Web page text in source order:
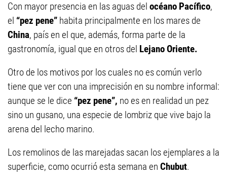
Con mayor presencia en las aguas del océano Pacífico,
el “pez pene” habita principalmente en los mares de
China, país en el que, además, forma parte de la
gastronomía, igual que en otros del Lejano Oriente.
Otro de los motivos por los cuales no es común verlo
tiene que ver con una imprecisión en su nombre informal:
aunque se le dice “pez pene”, no es en realidad un pez
sino un gusano, una especie de lombriz que vive bajo la
arena del lecho marino.
Los remolinos de las marejadas sacan los ejemplares a la
superficie, como ocurrió esta semana en Chubut.